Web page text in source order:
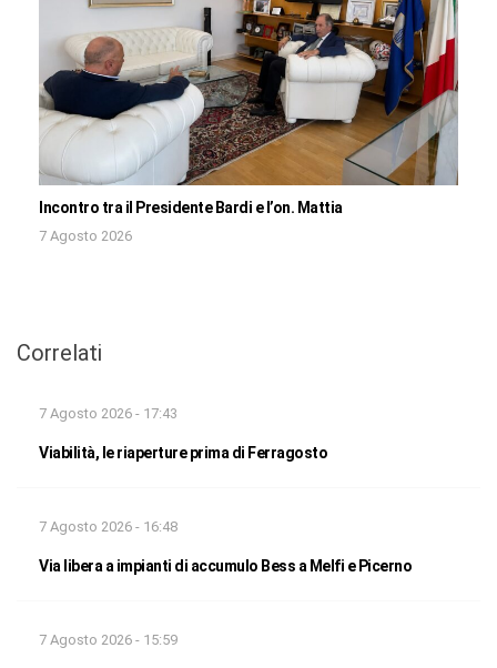
Incontro tra il Presidente Bardi e l’on. Mattia
7 Agosto 2026
Correlati
7 Agosto 2026 - 17:43
Viabilità, le riaperture prima di Ferragosto
7 Agosto 2026 - 16:48
Via libera a impianti di accumulo Bess a Melfi e Picerno
7 Agosto 2026 - 15:59